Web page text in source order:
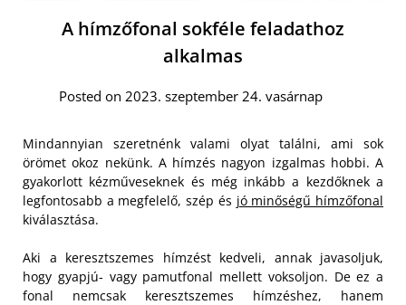
A hímzőfonal sokféle feladathoz
alkalmas
Posted on 2023. szeptember 24. vasárnap
Mindannyian szeretnénk valami olyat találni, ami sok
örömet okoz nekünk. A hímzés nagyon izgalmas hobbi. A
gyakorlott kézműveseknek és még inkább a kezdőknek a
legfontosabb a megfelelő, szép és jó minőségű hímzőfonal
kiválasztása.
Aki a keresztszemes hímzést kedveli, annak javasoljuk,
hogy gyapjú- vagy pamutfonal mellett voksoljon. De ez a
fonal nemcsak keresztszemes hímzéshez, hanem